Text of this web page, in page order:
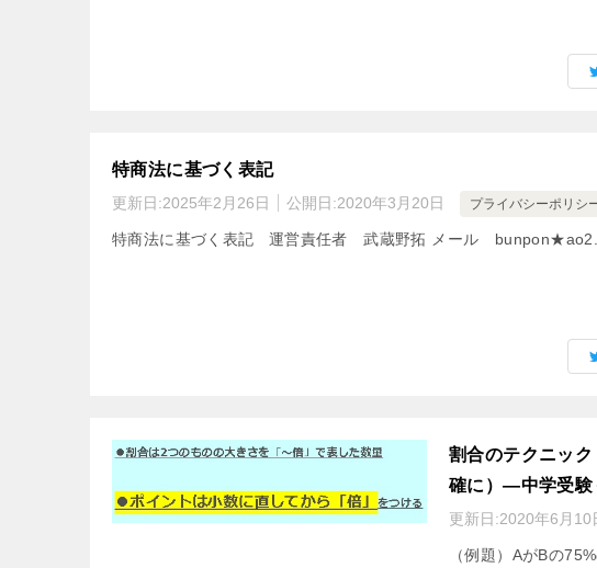
特商法に基づく表記
更新日:2025年2月26日 公開日:2020年3月20日 プライバシーポリシ
特商法に基づく表記 運営責任者 武蔵野拓 メール
割合のテクニッ
確に）―中学受験
更新日:2020年6月10
（例題）AがBの